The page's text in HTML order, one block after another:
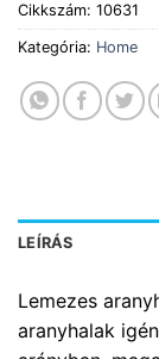
Cikkszám: 10631
Kategória: Home
LEÍRÁS
Lemezes
aranyhalak